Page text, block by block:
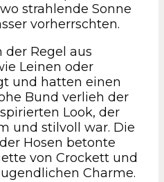
strahlende Sonne
vorherrschten.
der Regel aus
Leinen oder
und hatten einen
Bund verlieh der
Look, der
und stilvoll war. Die
Hosen betonte
von Crockett und
Charme.